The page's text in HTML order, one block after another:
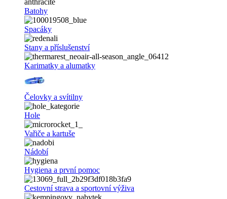
Batohy
Spacáky
Stany a příslušenství
Karimatky a alumatky
Čelovky a svítilny
Hole
Vařiče a kartuše
Nádobí
Hygiena a první pomoc
Cestovní strava a sportovní výživa